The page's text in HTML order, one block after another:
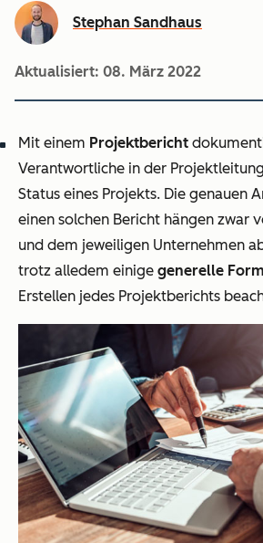
Stephan Sandhaus
Aktualisiert: 08. März 2022
Mit einem Projektbericht
Verantwortliche in der
Status eines Projekts. Die genauen
einen solchen Bericht hängen zwar
und dem jeweiligen Unternehmen
trotz alledem einige generelle
Erstellen jedes Projektberichts